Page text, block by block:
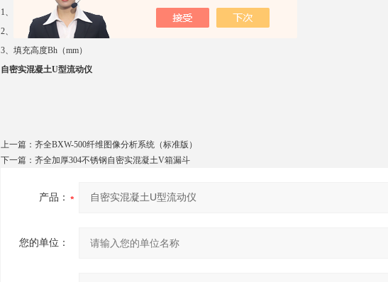
1、混凝土的配合比。
2、隔栅型障碍的种类
3、填充高度Bh（mm）
自密实混凝土U型流动仪
上一篇： 齐全BXW-500纤维图像分析系统（标准版）
下一篇： 齐全加厚304不锈钢自密实混凝土V箱漏斗
产品：
您的单位：